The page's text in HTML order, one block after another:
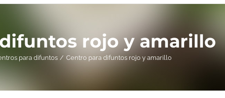
rojo y amarillo
para difuntos Centro para difuntos rojo y amarillo